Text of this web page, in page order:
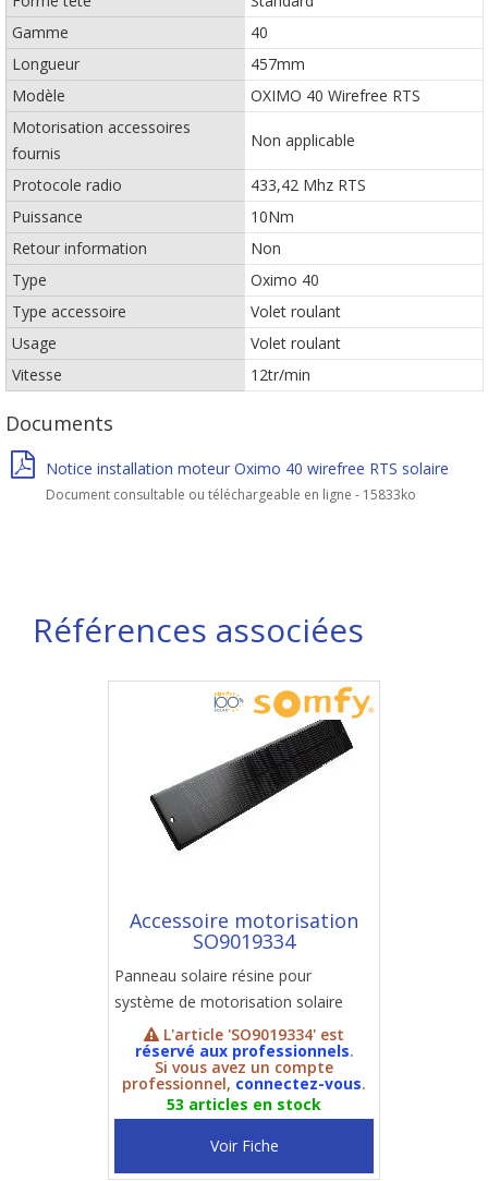
Gamme
40
Longueur
457mm
Modèle
OXIMO 40 Wirefree RTS
Motorisation accessoires
fournis
Non applicable
Protocole radio
433,42 Mhz RTS
Puissance
10Nm
Retour information
Non
Type
Oximo 40
Type accessoire
Volet roulant
Usage
Volet roulant
Vitesse
12tr/min
Documents
Notice installation moteur Oximo 40 wirefree RTS solaire
Document consultable ou téléchargeable en ligne - 15833ko
Références associées
Accessoire motorisation
SO9019334
Panneau solaire résine pour
système de motorisation solaire
L'article 'SO9019334' est
réservé aux professionnels.
Si vous avez un compte
professionnel, connectez-vous.
53 articles en stock
Voir Fiche